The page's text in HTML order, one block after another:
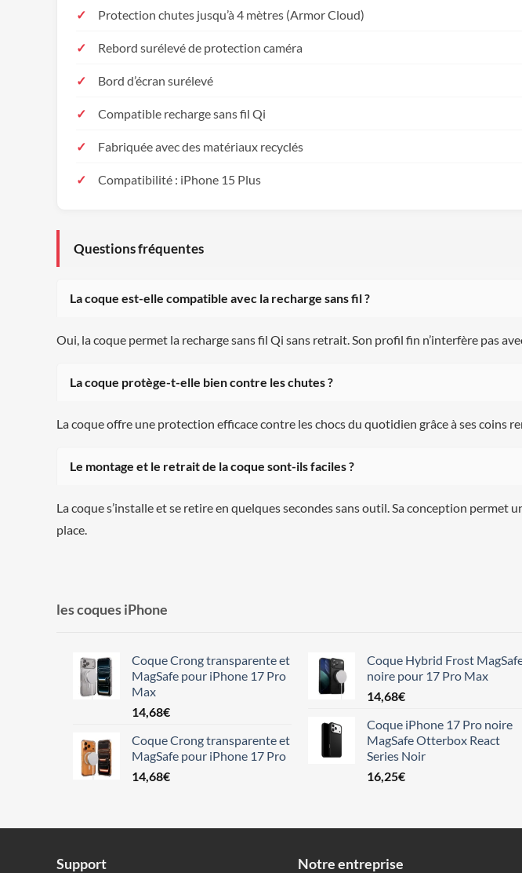
Protection chutes jusqu’à 4 mètres (Armor Cloud)
Rebord surélevé de protection caméra
Bord d’écran surélevé
Compatible recharge sans fil Qi
Fabriquée avec des matériaux recyclés
Compatibilité : iPhone 15 Plus
Questions fréquentes
La coque est-elle compatible avec la recharge sans fil ?
Oui, la coque permet la recharge sans fil Qi sans retrait. Son profil fin n’interfère pas
La coque protège-t-elle bien contre les chutes ?
La coque offre une protection efficace contre les chocs du quotidien grâce à ses coins
Le montage et le retrait de la coque sont-ils faciles ?
La coque s’installe et se retire en quelques secondes sans outil. Sa conception
place.
les coques iPhone
Coque Crong transparente et
MagSafe pour iPhone 17 Pro
Max
14,68€
Coque Crong transparente et
MagSafe pour iPhone 17 Pro
14,68€
Coque Hybrid Frost
noire pour 17 Pro Max
14,68€
Coque iPhone 17 Pro noire
MagSafe Otterbox React
Series Noir
16,25€
Support Notre entreprise